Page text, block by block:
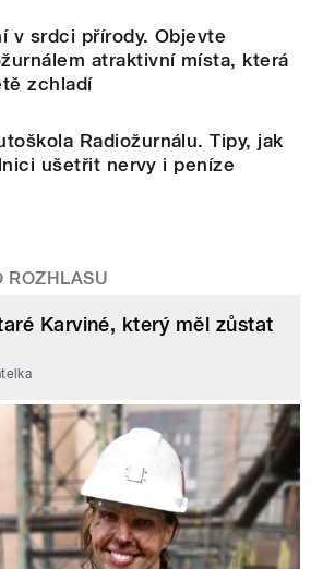
v srdci přírody. Objevte
atraktivní místa, která
zchladí
Radiožurnálu. Tipy, jak
ušetřit nervy i peníze
ROZHLASU
Karviné, který měl zůstat